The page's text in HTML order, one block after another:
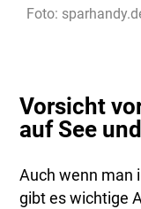
Foto:
Vorsicht
auf See
Auch wenn man
gibt es wichtige